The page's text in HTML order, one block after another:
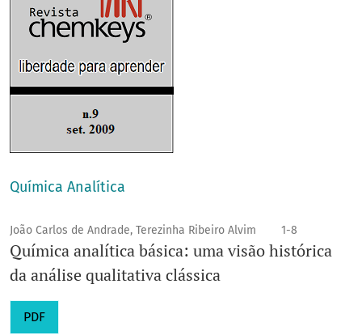
Química Analítica
João Carlos de Andrade, Terezinha Ribeiro Alvim 1-8
Química analítica básica: uma visão histórica
da análise qualitativa clássica
PDF